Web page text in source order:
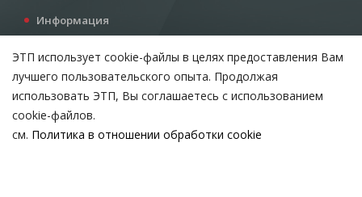
Информация
Все для инвестора
Контакты
Возникли вопросы?
ЭТП использует cookie-файлы в целях предоставления Вам
лучшего пользовательского опыта. Продолжая
использовать ЭТП, Вы соглашаетесь с использованием
cookie-файлов.
см. Политика в отношении обработки cookie